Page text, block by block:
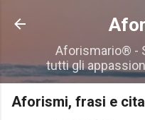
Passa ai
Aforismario® -
tutti gli
Aforismi, frasi e